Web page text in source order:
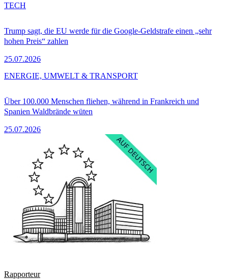
Trump sagt, die EU werde für die Google-Geldstrafe einen „sehr
hohen Preis“ zahlen
25.07.2026
TECH
Über 100.000 Menschen fliehen, während in Frankreich und
Spanien Waldbrände wüten
25.07.2026
ENERGIE, UMWELT & TRANSPORT
Rapporteur